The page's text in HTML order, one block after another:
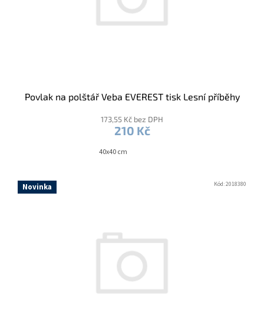
Povlak na polštář Veba EVEREST tisk Lesní příběhy
173,55 Kč bez DPH
210 Kč
40x40 cm
Novinka Kód:2018380